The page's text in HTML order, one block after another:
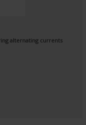
alternating currents